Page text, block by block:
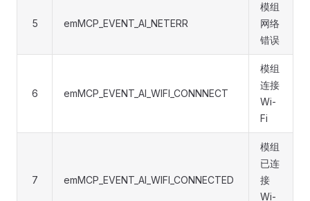
5 emMCP_EVENT_AI_NETERR
模组
网络
错误
6 emMCP_EVENT_AI_WIFI_CONNNECT
模组
连接
Wi-
Fi
7 emMCP_EVENT_AI_WIFI_CONNECTED
模组
已连
接
Wi-